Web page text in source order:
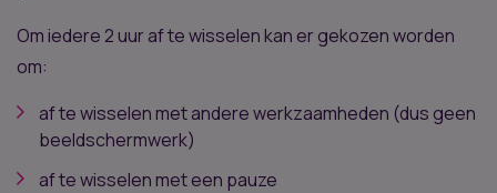
Om iedere 2 uur af te wisselen kan er gekozen worden
om:
af te wisselen met andere werkzaamheden (dus geen
beeldschermwerk)
af te wisselen met een pauze